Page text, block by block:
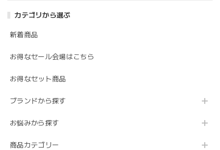
カテゴリから選ぶ
新着商品
お得なセール会場はこちら
お得なセット商品
ブランドから探す
お悩みから探す
商品カテゴリー